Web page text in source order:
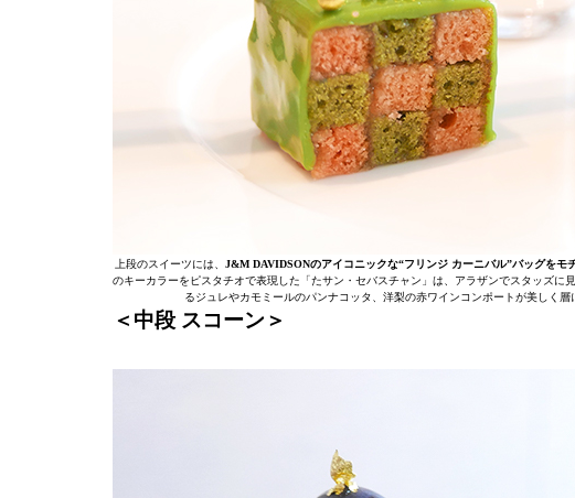
上段のスイーツには、 J&M DAVIDSONのアイコニックな“フリンジ カーニバル”バッグをモ
のキーカラーをピスタチオで表現した「たサン・セバスチャン」は、アラザンでスタッズ
るジュレやカモミールのパンナコッタ、洋梨の赤ワインコンポートが美しく
＜中段 スコーン＞